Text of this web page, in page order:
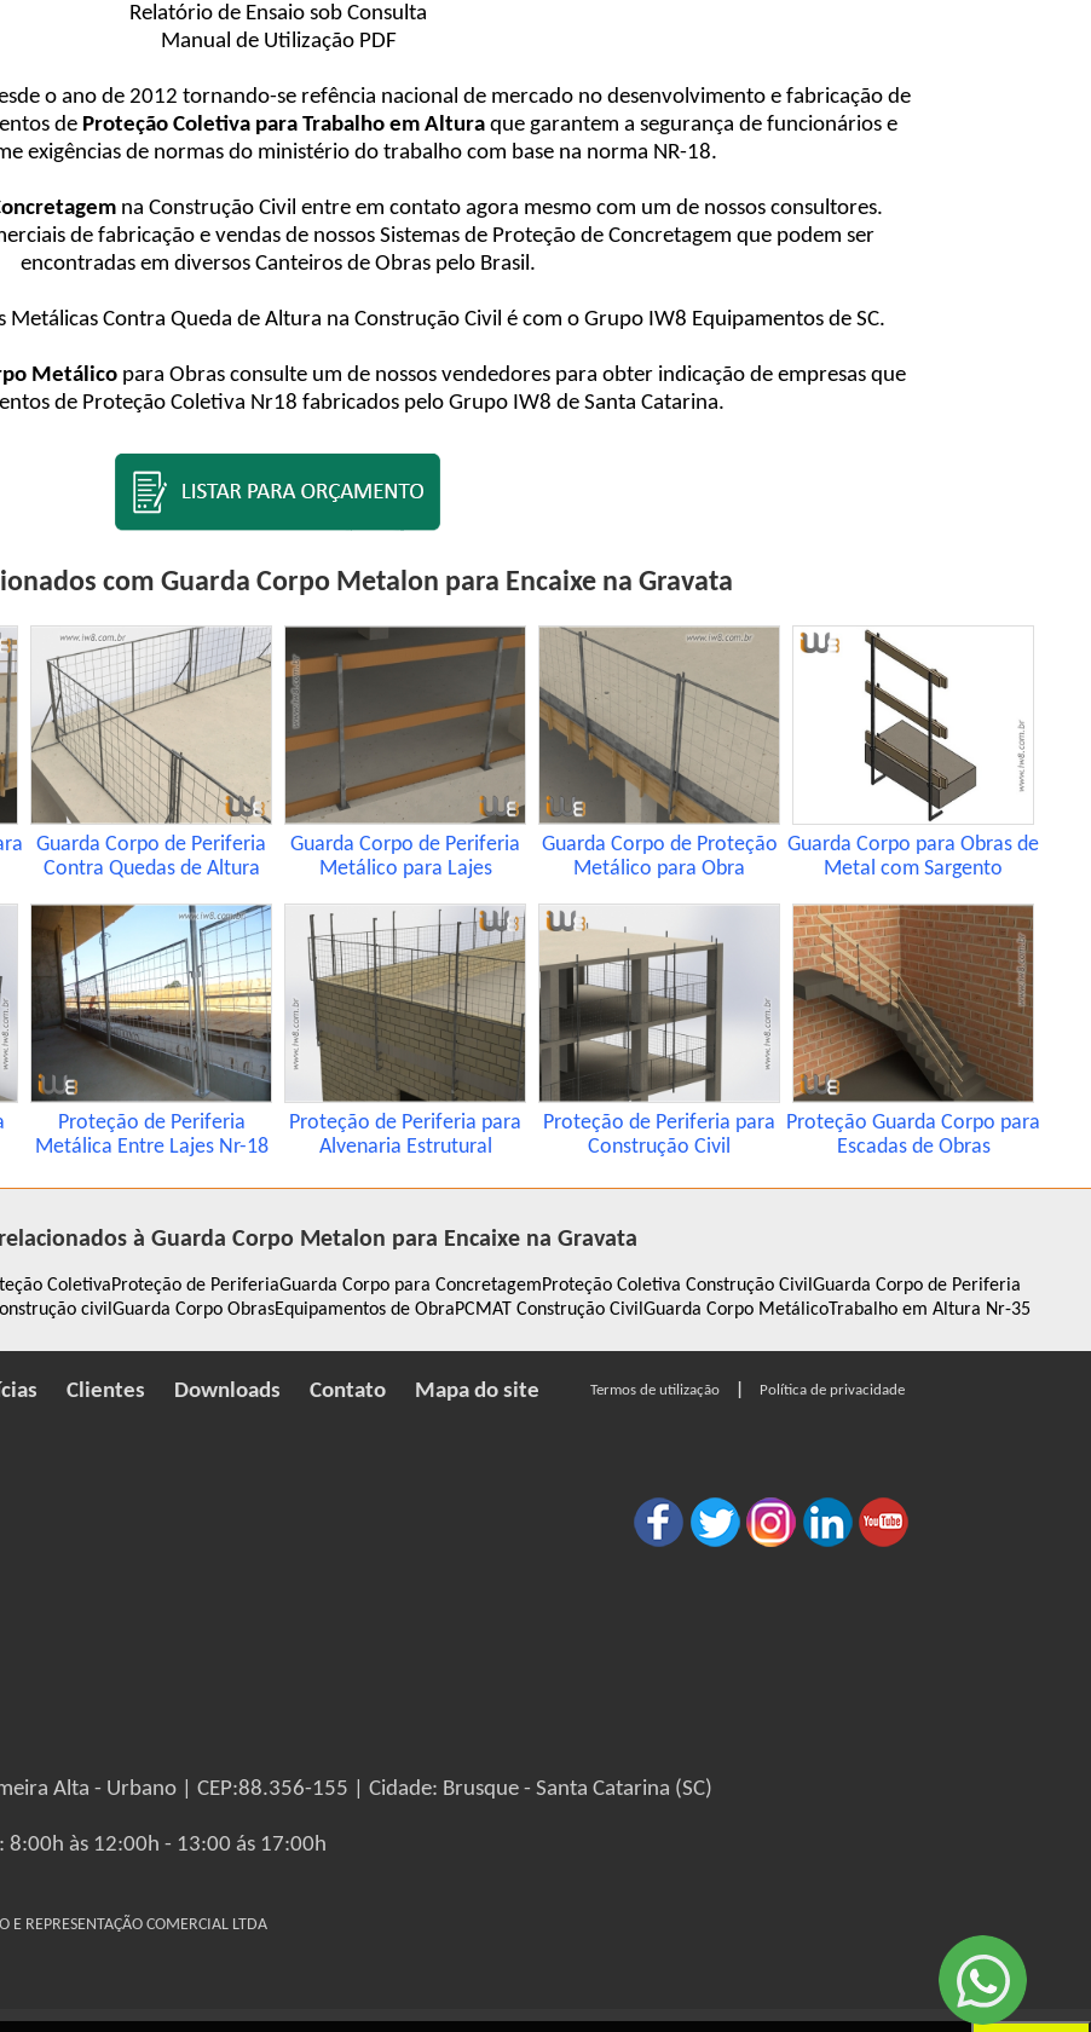
Relatório de Ensaio sob Consulta
Manual de Utilização PDF
o ano de 2012 tornando-se refência nacional de mercado no desenvolvimento e fabricação de
de Proteção Coletiva para Trabalho em Altura que garantem a segurança de funcionários e
exigências de normas do ministério do trabalho com base na norma NR-18.
na Construção Civil entre em contato agora mesmo com um de nossos consultores.
de fabricação e vendas de nossos Sistemas de Proteção de Concretagem que podem ser
encontradas em diversos Canteiros de Obras pelo Brasil.
Metálicas Contra Queda de Altura na Construção Civil é com o Grupo IW8 Equipamentos de SC.
Metálicopara Obras consulte um de nossos vendedores para obter indicação de empresas que
de Proteção Coletiva Nr18 fabricados pelo Grupo IW8 de Santa Catarina.
com Guarda Corpo Metalon para Encaixe na Gravata
Guarda Corpo de Periferia
Contra Quedas de Altura
Guarda Corpo de Periferia
Metálico para Lajes
Guarda Corpo de Proteção
Metálico para Obra
Guarda Corpo para Obras de
Metal com Sargento
Proteção de Periferia
Metálica Entre Lajes Nr-18
Proteção de Periferia para
Alvenaria Estrutural
Proteção de Periferia para
Construção Civil
Proteção Guarda Corpo para
Escadas de Obras
à Guarda Corpo Metalon para Encaixe na Gravata
ColetivaProteção de PeriferiaGuarda Corpo para ConcretagemProteção Coletiva Construção Civil Guarda Corpo de Periferia
civil Guarda Corpo ObrasEquipamentos de ObraPCMAT Construção Civil Guarda Corpo MetálicoTrabalho em Altura Nr-35
Clientes Downloads Contato Mapa do site Termos de utilização Política de privacidade
Alta - Urbano | CEP:88.356-155 | Cidade: Brusque - Santa Catarina (SC)
às 12:00h - 13:00 ás 17:00h
REPRESENTAÇÃO COMERCIAL LTDA